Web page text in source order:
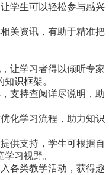
学生可以轻松参与感兴
关资讯，有助于精准把
让学习者得以倾听专家
识框架。
支持查阅详尽说明，助
化学习流程，助力知识
供支持，学生可根据自
习视野。
各类教学活动，获得趣